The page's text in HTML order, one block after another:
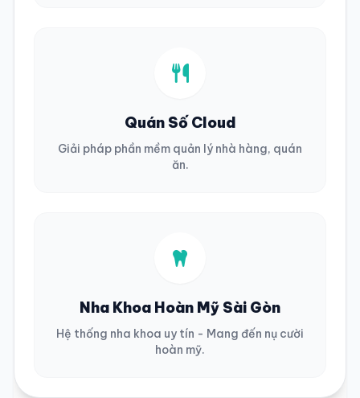
Quán Số Cloud
Giải pháp phần mềm quản lý nhà hàng, quán
ăn.
Nha Khoa Hoàn Mỹ Sài Gòn
Hệ thống nha khoa uy tín - Mang đến nụ cười
hoàn mỹ.